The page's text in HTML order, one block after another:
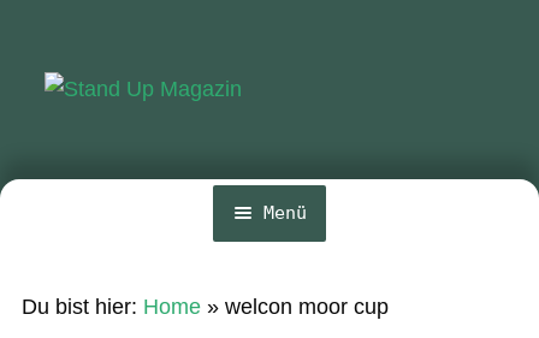
springen
springen
Menü
Du bist hier: Home» welcon moor cup